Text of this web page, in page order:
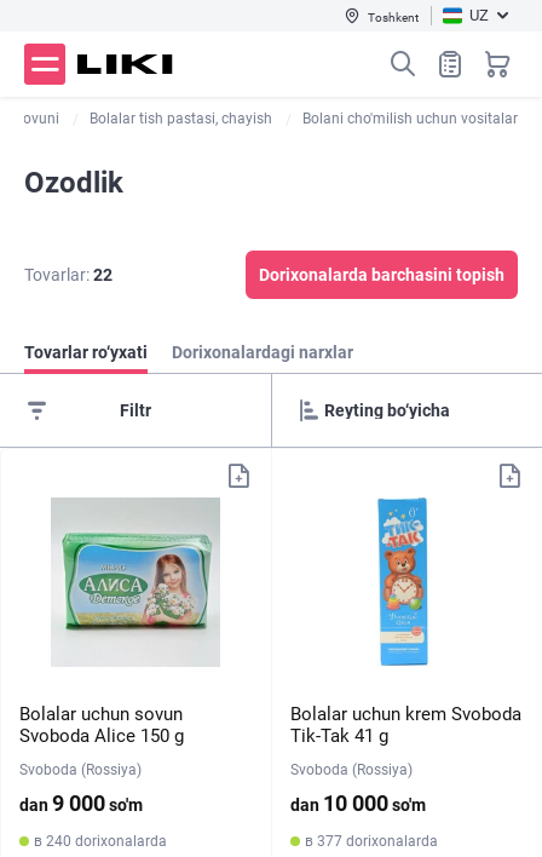
Toshkent UZ
sovuni Bolalar tish pastasi, chayish Bolani cho'milish uchun vositalar
Ozodlik
Tovarlar:22 Dorixonalarda barchasini topish
Tovarlar ro‘yxati Dorixonalardagi narxlar
Filtr
Bolalar uchun sovun
Svoboda Alice 150 g
Svoboda (Rossiya)
dan9 000so'm
в 240 dorixonalarda
Bolalar uchun krem ​​Svoboda
Tik-Tak 41 g
Svoboda (Rossiya)
dan 10 000so'm
в 377 dorixonalarda